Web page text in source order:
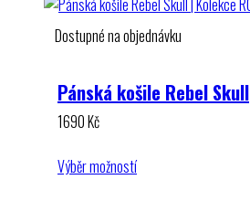
Dostupné na objednávku
Pánská košile Rebel Skull
1690Kč
Výběr možností